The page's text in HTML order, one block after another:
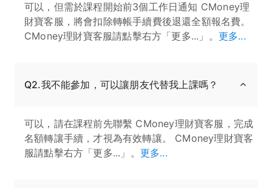
可以，但需於課程開始前3個工作日通知 CMoney理
財寶客服，將會扣除轉帳手續費後退還全額報名費。
CMoney理財寶客服請點擊右方「更多...」。 更多...
Q2.我不能參加，可以讓朋友代替我上課嗎？
可以，請在課程前先聯繫 CMoney理財寶客服，完成
名額轉讓手續，才視為有效轉讓。 CMoney理財寶客
服請點擊右方「更多...」。 更多...